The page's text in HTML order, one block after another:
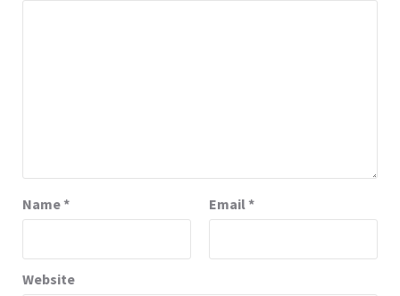
Name* Email*
Website